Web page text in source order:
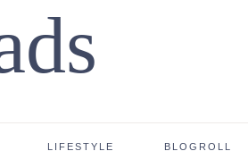
LIFESTYLE BLOGROLL